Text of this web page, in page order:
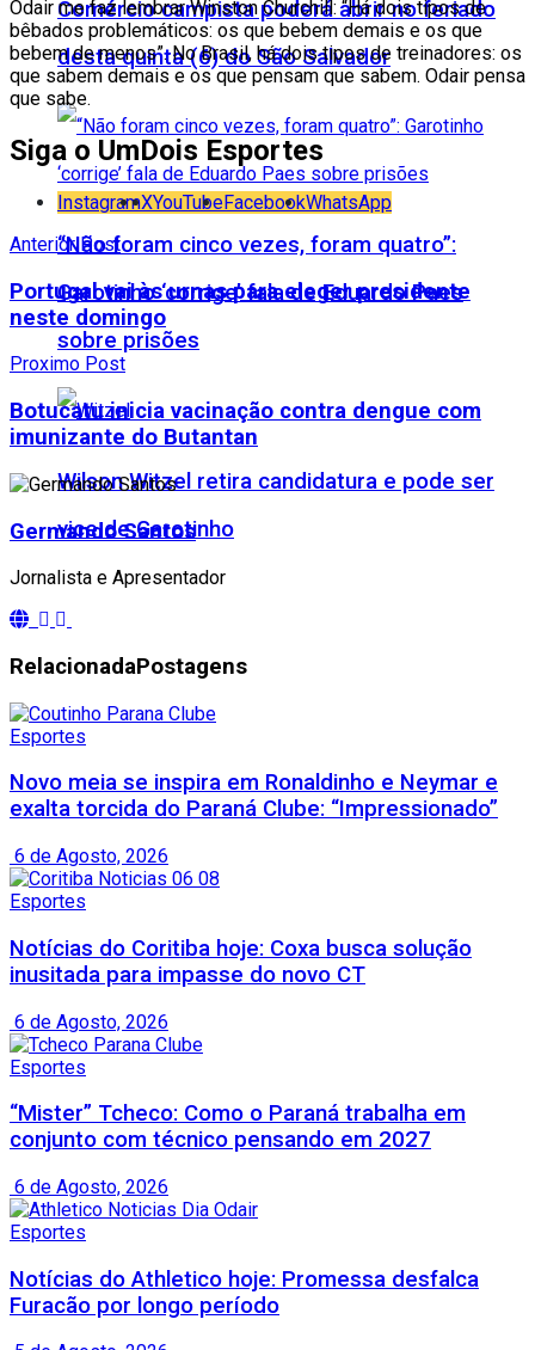
Comércio campista poderá abrir no feriado
desta quinta (6) do São Salvador
“Não foram cinco vezes, foram quatro”:
Garotinho ‘corrige’ fala de Eduardo Paes
sobre prisões
Wilson Witzel retira candidatura e pode ser
vice de Garotinho
Odair me faz lembrar Winston Churchill: “Há dois tipos de
bêbados problemáticos: os que bebem demais e os que
bebem de menos”. No Brasil, há dois tipos de treinadores: os
que sabem demais e os que pensam que sabem. Odair pensa
que sabe.
Siga o UmDois Esportes
InstagramXYouTubeFacebookWhatsApp
Anterior Post
Portugal vai às urnas para eleger presidente
neste domingo
Proximo Post
Botucatu inicia vacinação contra dengue com
imunizante do Butantan
Germando Santos
Jornalista e Apresentador
RelacionadaPostagens
Esportes
Novo meia se inspira em Ronaldinho e Neymar e
exalta torcida do Paraná Clube: “Impressionado”
6 de Agosto, 2026
Esportes
Notícias do Coritiba hoje: Coxa busca solução
inusitada para impasse do novo CT
6 de Agosto, 2026
Esportes
“Mister” Tcheco: Como o Paraná trabalha em
conjunto com técnico pensando em 2027
6 de Agosto, 2026
Esportes
Notícias do Athletico hoje: Promessa desfalca
Furacão por longo período